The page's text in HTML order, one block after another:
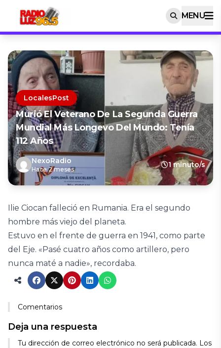
MENU
LocalesPost
Murió El Veterano De La Segunda Guerra
Mundial Más Longevo Del Mundo: Tenía
112 Años
NexoRadio
Hace 2 meses
1 minuto/s
Ilie Ciocan falleció en Rumania. Era el segundo
hombre más viejo del planeta.
Estuvo en el frente de guerra en 1941, como parte
del Eje. «Pasé cuatro años como artillero, pero
nunca maté a nadie», recordaba.
Comentarios
Deja una respuesta
Tu dirección de correo electrónico no será publicada. Los